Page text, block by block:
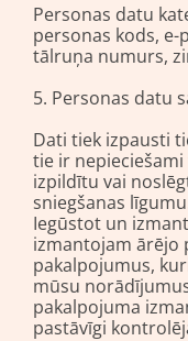
Personas datu
personas kods, e-
tālruņa numurs,
5. Personas datu
Dati tiek izpausti
tie ir
izpildītu vai
sniegšanas
Iegūstot un
izmantojam ārējo
pakalpojumus,
mūsu
pakalpojuma
pastāvīgi